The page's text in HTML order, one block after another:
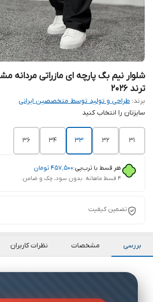
شلوار نیم بگ پارچه ای مازراتی مردانه
ترند 2026
برند: طراحی و تولید توسط متخصصین ایرانی
سایزتان را انتخاب کنید
31
32
33
34
36
هر قسط با ترب‌پی:۴۵۷٬۵۰۰ تومان
۴ قسط ماهانه. بدون سود، چک و ضامن.
تضمین کیفیت
بررسی مشخصات نظرات کاربران